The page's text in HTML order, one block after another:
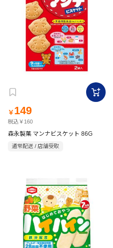
￥ 149
税込￥160
森永製菓 マンナビスケット 86G
通常配送 / 店舗受取